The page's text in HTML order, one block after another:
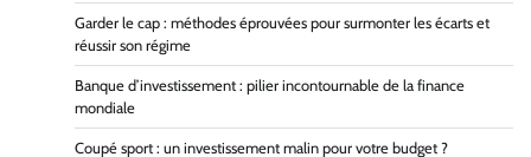
Garder le cap : méthodes éprouvées pour surmonter les écarts et
réussir son régime
Banque d’investissement : pilier incontournable de la finance
mondiale
Coupé sport : un investissement malin pour votre budget ?